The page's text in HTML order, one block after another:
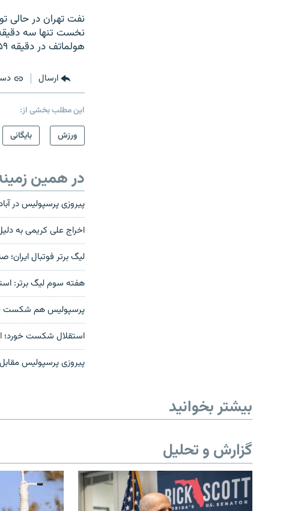
نفت تهران در حالی
نخست تنها سه
هولماتف در دقيقه ۵۹، به تساوی يک بر يک تن داد.
ارسال
این مطلب بخشی از:
ورزش
بایگانی
در همین
پيروزی پرسپوليس در
اخراج علی کریمی به
ليگ برتر فوتبال
هفته سوم لیگ برتر:
پرسپوليس هم شکست
استقلال شکست خورد؛
پيروزی پرسپوليس
بیشتر بخوانید
گزارش و تحلیل